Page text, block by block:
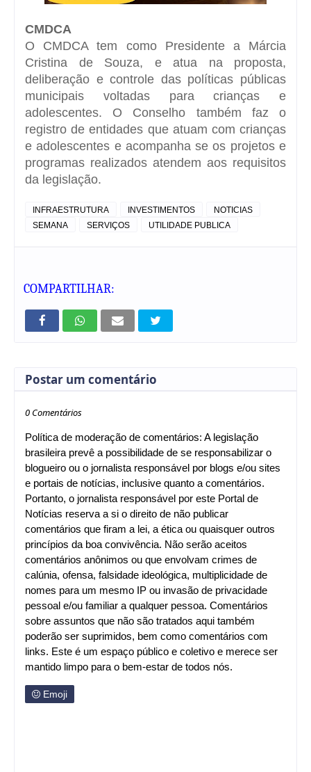
CMDCA
O CMDCA tem como Presidente a Márcia
Cristina de Souza, e atua na proposta,
deliberação e controle das políticas públicas
municipais voltadas para crianças e
adolescentes. O Conselho também faz o
registro de entidades que atuam com crianças
e adolescentes e acompanha se os projetos e
programas realizados atendem aos requisitos
da legislação.
INFRAESTRUTURA INVESTIMENTOS
NOTICIAS
SEMANA
SERVIÇOS UTILIDADE PUBLICA
COMPARTILHAR:
Postar um comentário
0 Comentários
Política de moderação de comentários: A legislação
brasileira prevê a possibilidade de se responsabilizar o
blogueiro ou o jornalista responsável por blogs e/ou sites
e portais de notícias, inclusive quanto a comentários.
Portanto, o jornalista responsável por este Portal de
Notícias reserva a si o direito de não publicar
comentários que firam a lei, a ética ou quaisquer outros
princípios da boa convivência. Não serão aceitos
comentários anônimos ou que envolvam crimes de
calúnia, ofensa, falsidade ideológica, multiplicidade de
nomes para um mesmo IP ou invasão de privacidade
pessoal e/ou familiar a qualquer pessoa. Comentários
sobre assuntos que não são tratados aqui também
poderão ser suprimidos, bem como comentários com
links. Este é um espaço público e coletivo e merece ser
mantido limpo para o bem-estar de todos nós.
Emoji